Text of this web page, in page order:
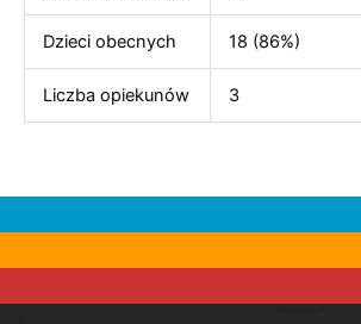
Dzieci obecnych 18 (86%)
Liczba opiekunów 3